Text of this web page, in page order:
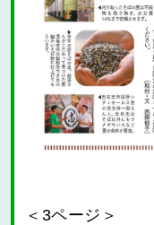
＜3ページ＞